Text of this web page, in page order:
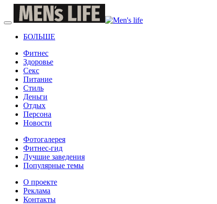
БОЛЬШЕ
Фитнес
Здоровье
Секс
Питание
Стиль
Деньги
Отдых
Персона
Новости
Фотогалерея
Фитнес-гид
Лучшие заведения
Популярные темы
О проекте
Реклама
Контакты